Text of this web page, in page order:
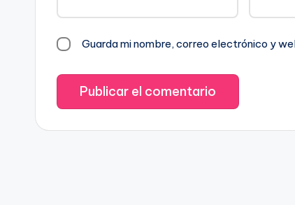
Guarda mi nombre, correo electrónico y